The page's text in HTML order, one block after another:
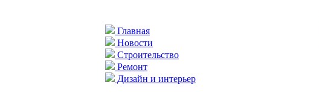
Главная
Новости
Строительство
Ремонт
Дизайн и интерьер